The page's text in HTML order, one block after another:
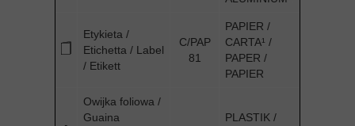
Etykieta /
Etichetta / Label
/ Etikett
C/PAP
81
PAPIER /
CARTA¹ /
PAPER /
PAPIER
Owijka foliowa /
Guaina
PLASTIK /